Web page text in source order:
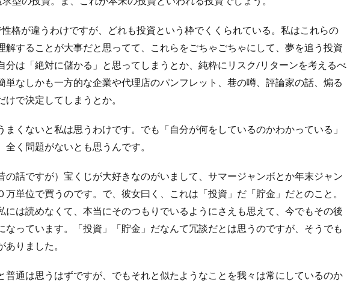
格が違うわけですが、どれも投資という枠でくくられている。私はこれらの
解することが大事だと思ってて、これらをごちゃごちゃにして、夢を追う投資
分は「絶対に儲かる」と思ってしまうとか、純粋にリスク/リターンを考えるべ
単なしかも一方的な企業や代理店のパンフレット、巷の噂、評論家の話、煽る
けで決定してしまうとか。
まくないと私は思うわけです。でも「自分が何をしているのかわかっている」
全く問題がないとも思うんです。
の話ですが）宝くじが大好きなのがいまして、サマージャンボとか年末ジャン
万単位で買うのです。で、彼女曰く、これは「投資」だ「貯金」だとのこと。
には読めなくて、本当にそのつもりでいるようにさえも思えて、今でもその後
なっています。「投資」「貯金」だなんて冗談だとは思うのですが、そうでも
りました。
普通は思うはずですが、でもそれと似たようなことを我々は常にしているのか